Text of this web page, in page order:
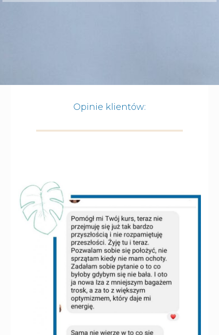
Opinie klientów: